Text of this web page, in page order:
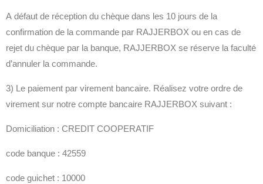
A défaut de réception du chèque dans les 10 jours de la
confirmation de la commande par RAJJERBOX ou en cas de
rejet du chèque par la banque, RAJJERBOX se réserve la faculté
d’annuler la commande.
3) Le paiement par virement bancaire. Réalisez votre ordre de
virement sur notre compte bancaire RAJJERBOX suivant :
Domiciliation : CREDIT COOPERATIF
code banque : 42559
code guichet : 10000